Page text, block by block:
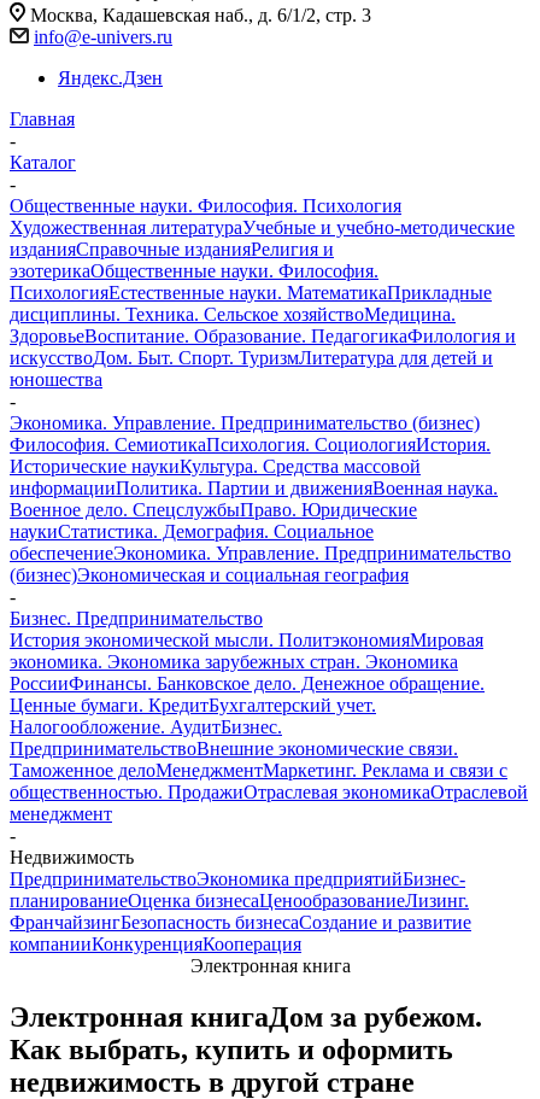
Москва, Кадашевская наб., д. 6/1/2, стр. 3
info@e-univers.ru
Яндекс.Дзен
Главная
-
Каталог
-
Общественные науки. Философия. Психология
Художественная литератураУчебные и учебно-методические
изданияСправочные изданияРелигия и
эзотерикаОбщественные науки. Философия.
ПсихологияЕстественные науки. МатематикаПрикладные
дисциплины. Техника. Сельское хозяйствоМедицина.
ЗдоровьеВоспитание. Образование. ПедагогикаФилология и
искусствоДом. Быт. Спорт. ТуризмЛитература для детей и
юношества
-
Экономика. Управление. Предпринимательство (бизнес)
Философия. СемиотикаПсихология. СоциологияИстория.
Исторические наукиКультура. Средства массовой
информацииПолитика. Партии и движенияВоенная наука.
Военное дело. СпецслужбыПраво. Юридические
наукиСтатистика. Демография. Социальное
обеспечениеЭкономика. Управление. Предпринимательство
(бизнес)Экономическая и социальная география
-
Бизнес. Предпринимательство
История экономической мысли. ПолитэкономияМировая
экономика. Экономика зарубежных стран. Экономика
РоссииФинансы. Банковское дело. Денежное обращение.
Ценные бумаги. КредитБухгалтерский учет.
Налогообложение. АудитБизнес.
ПредпринимательствоВнешние экономические связи.
Таможенное делоМенеджментМаркетинг. Реклама и связи с
общественностью. ПродажиОтраслевая экономикаОтраслевой
менеджмент
-
Недвижимость
ПредпринимательствоЭкономика предприятийБизнес-
планированиеОценка бизнесаЦенообразованиеЛизинг.
ФранчайзингБезопасность бизнесаСоздание и развитие
компанииКонкуренцияКооперация
Электронная книга
Электронная книгаДом за рубежом.
Как выбрать, купить и оформить
недвижимость в другой стране